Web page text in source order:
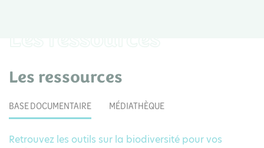
Les ressources
BASE DOCUMENTAIRE MÉDIATHÈQUE
Retrouvez les outils sur la biodiversité pour vos